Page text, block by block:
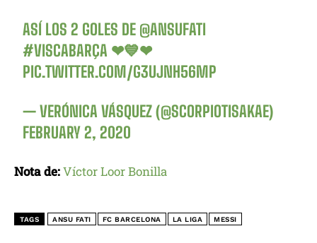
ASÍ LOS 2 GOLES DE @ANSUFATI
#VISCABARÇA ❤💙❤
PIC.TWITTER.COM/G3UJNH56MP
— VERÓNICA VÁSQUEZ (@SCORPIOTISAKAE)
FEBRUARY 2, 2020
Nota de:Víctor Loor Bonilla
TAGS ANSU FATI FC BARCELONA LA LIGA MESSI